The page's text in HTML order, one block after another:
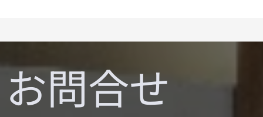
お問合せ